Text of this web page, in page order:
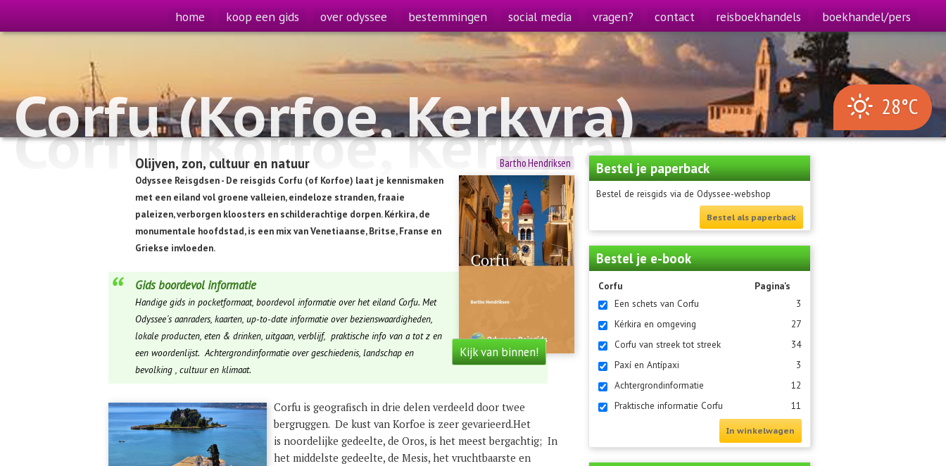
home koop een gids over odyssee bestemmingen social media vragen? contact reisboekhandels boekhandel/pers
Corfu (Korfoe, Kerkyra)
Corfu (Korfoe, Kerkyra) 28°C
Bestel je paperback
Bestel de reisgids via de Odyssee-webshop
Bestel als paperback
Bestel je e-book
Corfu
Pagina's
Een schets van Corfu
3
Kérkira en omgeving
27
Corfu van streek tot streek
34
Paxí en Antípaxi
3
Achtergrondinformatie
12
Praktische informatie Corfu
11
In winkelwagen
Bartho Hendriksen
Kijk van binnen!
Olijven, zon, cultuur en natuur
Odyssee Reisgdsen - De reisgids Corfu (of Korfoe) laat je kennismaken
met een eiland vol groene valleien, eindeloze stranden, fraaie
paleizen, verborgen kloosters en schilderachtige dorpen. Kérkira, de
monumentale hoofdstad, is een mix van Venetiaanse, Britse, Franse en
Griekse invloeden.
Gids boordevol informatie
Handige gids in pocketformaat, boordevol informatie over het eiland Corfu. Met
Odyssee´s aanraders, kaarten, up-to-date informatie over bezienswaardigheden,
lokale producten, eten & drinken, uitgaan, verblijf, praktische info van a tot z en
een woordenlijst. Achtergrondinformatie over geschiedenis, landschap en
bevolking , cultuur en klimaat.
Corfu is geografisch in drie delen verdeeld door twee
bergruggen. De kust van Korfoe is zeer gevarieerd.Het
is noordelijke gedeelte, de Oros, is het meest bergachtig; In
het middelste gedeelte, de Mesis, het vruchtbaarste en